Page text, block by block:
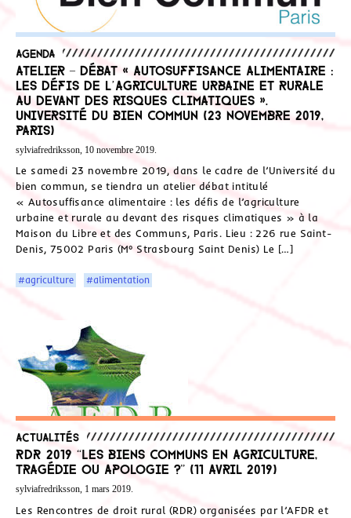
Agenda
Atelier – débat « Autosuffisance alimentaire :
les défis de l’agriculture urbaine et rurale
au devant des risques climatiques ».
Université du bien commun (23 novembre 2019,
Paris)
sylviafredriksson, 10 novembre 2019.
Le samedi 23 novembre 2019, dans le cadre de l’Université du
bien commun, se tiendra un atelier débat intitulé
« Autosuffisance alimentaire : les défis de l’agriculture
urbaine et rurale au devant des risques climatiques » à la
Maison du Libre et des Communs, Paris. Lieu : 226 rue Saint-
Denis, 75002 Paris (M° Strasbourg Saint Denis) Le […]
#agriculture #alimentation
Actualités
RDR 2019 “Les biens communs en agriculture,
tragédie ou apologie ?” (11 avril 2019)
sylviafredriksson, 1 mars 2019.
Les Rencontres de droit rural (RDR) organisées par l’AFDR et